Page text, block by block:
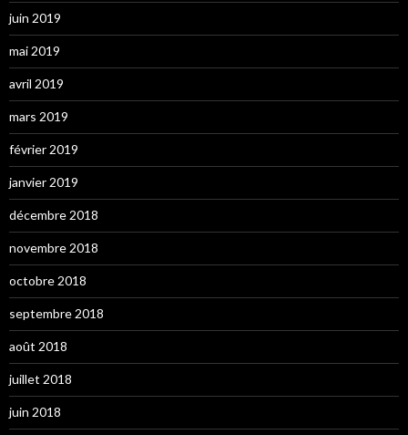
juin 2019
mai 2019
avril 2019
mars 2019
février 2019
janvier 2019
décembre 2018
novembre 2018
octobre 2018
septembre 2018
août 2018
juillet 2018
juin 2018